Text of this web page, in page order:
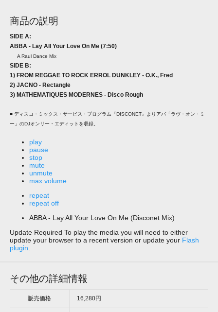
商品の説明
SIDE A:
ABBA - Lay All Your Love On Me (7:50)
A Raul Dance Mix
SIDE B:
1) FROM REGGAE TO ROCK ERROL DUNKLEY - O.K., Fred
2) JACNO - Rectangle
3) MATHEMATIQUES MODERNES - Disco Rough
■ ディスコ・ミックス・サービス・プログラム『DISCONET』よりアバ「ラヴ・オン・ミ
ー」のDJオンリー・エディットを収録。
play
pause
stop
mute
unmute
max volume
repeat
repeat off
ABBA - Lay All Your Love On Me (Disconet Mix)
Update Required To play the media you will need to either
update your browser to a recent version or update your Flash
plugin
その他の詳細情報
販売価格 16,280円